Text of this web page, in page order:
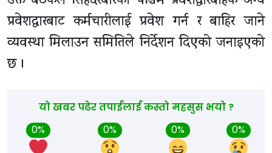
प्रवेशद्वारबाट कर्मचारीलाई प्रवेश गर्न र बाहिर जाने
व्यवस्था मिलाउन समितिले निर्देशन दिएको जनाइएको
छ ।
यो खबर पढेर तपाईलाई कस्तो महसुस भयो ?
0%
0% 0% 0%